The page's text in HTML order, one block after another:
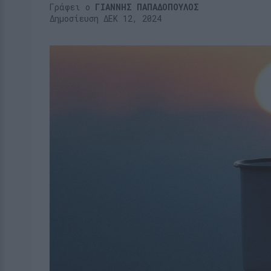
Γράφει ο ΓΙΑΝΝΗΣ ΠΑΠΑΔΟΠΟΥΛΟΣ
Δημοσίευση ΔΕΚ 12, 2024